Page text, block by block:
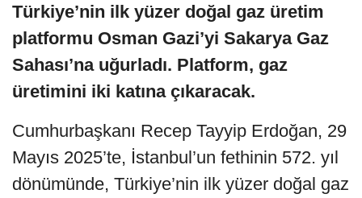
Türkiye’nin ilk yüzer doğal gaz üretim
platformu Osman Gazi’yi Sakarya Gaz
Sahası’na uğurladı. Platform, gaz
üretimini iki katına çıkaracak.
Cumhurbaşkanı Recep Tayyip Erdoğan, 29
Mayıs 2025’te, İstanbul’un fethinin 572. yıl
dönümünde, Türkiye’nin ilk yüzer doğal gaz